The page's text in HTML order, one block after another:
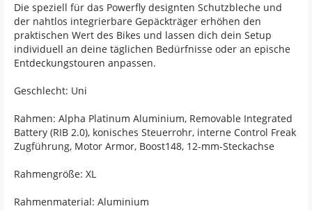
Die speziell für das Powerfly designten Schutzbleche und
der nahtlos integrierbare Gepäckträger erhöhen den
praktischen Wert des Bikes und lassen dich dein Setup
individuell an deine täglichen Bedürfnisse oder an epische
Entdeckungstouren anpassen.
Geschlecht: Uni
Rahmen: Alpha Platinum Aluminium, Removable Integrated
Battery (RIB 2.0), konisches Steuerrohr, interne Control Freak
Zugführung, Motor Armor, Boost148, 12-mm-Steckachse
Rahmengröße: XL
Rahmenmaterial: Aluminium